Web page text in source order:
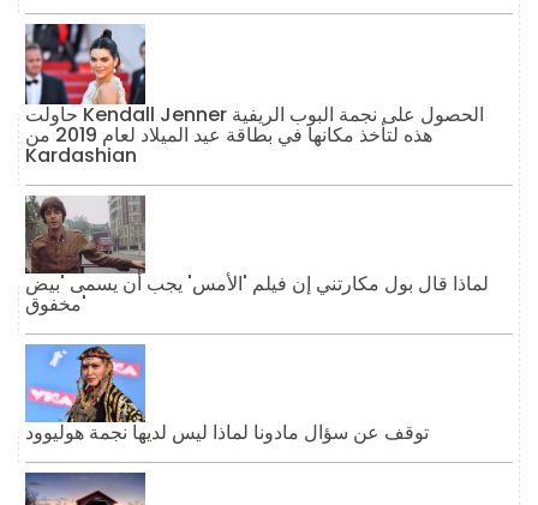
حاولت Kendall Jenner الحصول على نجمة البوب ​​الريفية
هذه لتأخذ مكانها في بطاقة عيد الميلاد لعام 2019 من
Kardashian
لماذا قال بول مكارتني إن فيلم 'الأمس' يجب أن يسمى 'بيض
مخفوق'
توقف عن سؤال مادونا لماذا ليس لديها نجمة هوليوود